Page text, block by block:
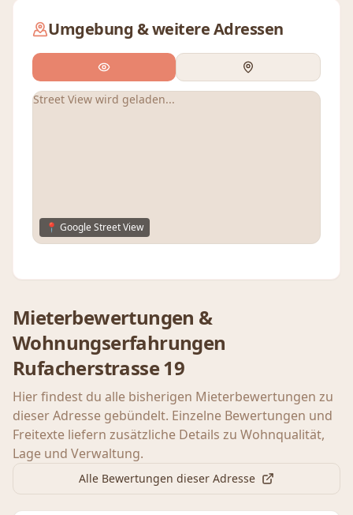
Umgebung & weitere Adressen
Street View wird geladen...
📍 Google Street View
Mieterbewertungen &
Wohnungserfahrungen
Rufacherstrasse 19
Hier findest du alle bisherigen Mieterbewertungen zu
dieser Adresse gebündelt. Einzelne Bewertungen und
Freitexte liefern zusätzliche Details zu Wohnqualität,
Lage und Verwaltung.
Alle Bewertungen dieser Adresse